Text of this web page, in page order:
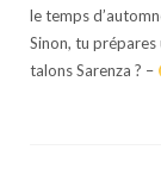
le temps
Sinon, tu prépares
talons Sarenza ? –